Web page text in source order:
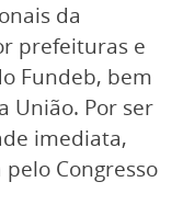
da
prefeituras e
Fundeb, bem
União. Por ser
imediata,
Congresso